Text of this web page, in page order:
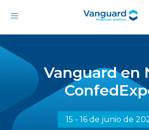
Vanguard en
15 - 16 de junio de